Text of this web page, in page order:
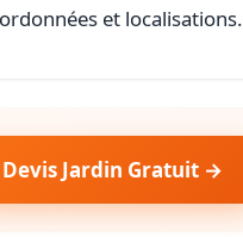
et localisations.
Devis Jardin Gratuit →